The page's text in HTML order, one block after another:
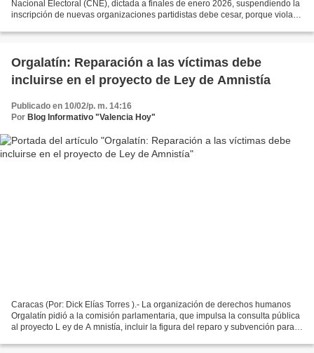
Nacional Electoral (CNE), dictada a finales de enero 2026, suspendiendo la
inscripción de nuevas organizaciones partidistas debe cesar, porque viola el
Orgalatín: Reparación a las víctimas debe
incluirse en el proyecto de Ley de Amnistía
Publicado en 10/02/p. m. 14:16
Por Blog Informativo "Valencia Hoy"
Caracas (Por: Dick Elías Torres ).- La organización de derechos humanos
Orgalatín pidió a la comisión parlamentaria, que impulsa la consulta pública
al proyecto L ey de A mnistía, incluir la figura del reparo y subvención para